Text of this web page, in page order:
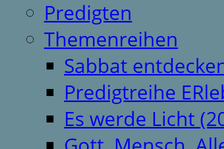
Predigten
Themenreihen
Sabbat
Predigtreihe
Es werde Licht